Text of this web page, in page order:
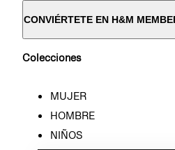
CONVIÉRTETE EN H&M
Colecciones
MUJER
HOMBRE
NIÑOS